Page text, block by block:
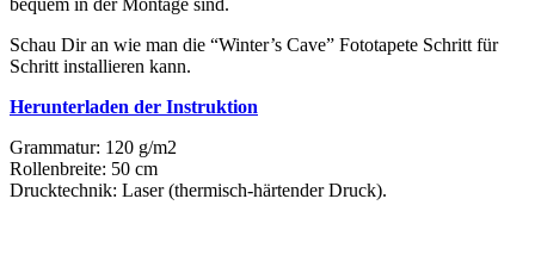
Schau Dir an wie man die “Winter’s Cave” Fototapete Schritt für
Schritt installieren kann.
Herunterladen der Instruktion
Grammatur: 120 g/m2
Rollenbreite: 50 cm
Drucktechnik: Laser (thermisch-härtender Druck).